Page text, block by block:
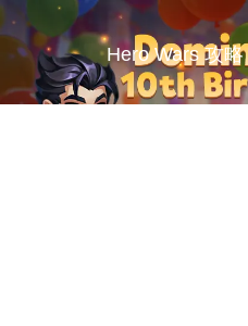
Hero Wars 攻